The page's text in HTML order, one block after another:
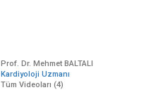
Prof. Dr. Mehmet BALTALI
Kardiyoloji Uzmanı
Tüm Videoları (4)